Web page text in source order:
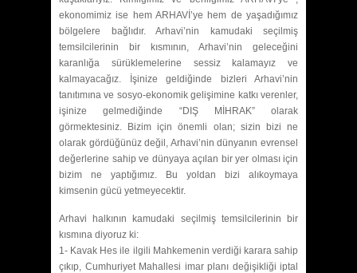
ekonomimiz ise hem ARHAVİ’ye hem de yaşadığımız
bölgelere bağlıdır. Arhavi’nin kamudaki seçilmiş
temsilcilerinin bir kısmının, Arhavi’nin geleceğini
karanlığa sürüklemelerine sessiz kalamayız ve
kalmayacağız. İşinize geldiğinde bizleri Arhavi’nin
tanıtımına ve sosyo-ekonomik gelişimine katkı verenler,
işinize gelmediğinde “DIŞ MİHRAK” olarak
görmektesiniz. Bizim için önemli olan; sizin bizi ne
olarak gördüğünüz değil, Arhavi’nin dünyanın evrensel
değerlerine sahip ve dünyaya açılan bir yer olması için
bizim ne yaptığımız. Bu yoldan bizi alıkoymaya
kimsenin gücü yetmeyecektir.
Arhavi halkının kamudaki seçilmiş temsilcilerinin bir
kısmına diyoruz ki:
1- Kavak Hes ile ilgili Mahkemenin verdiği karara sahip
çıkıp, Cumhuriyet Mahallesi imar planı değişikliği iptal